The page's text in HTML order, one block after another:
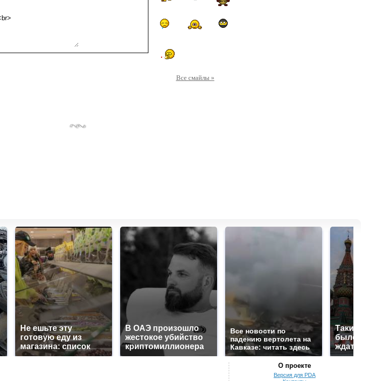
Все смайлы »
Не ешьте эту
готовую еду из
магазина: список
В ОАЭ произошло
жестокое убийство
криптомиллионера
Все новости по
падению вертолета на
Кавказе: читать здесь
Таких
было с
ждать
О проекте
Версия для PDA